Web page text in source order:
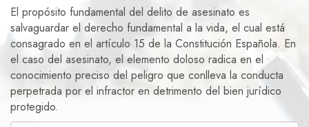
El propósito fundamental del delito de asesinato es
salvaguardar el derecho fundamental a la vida, el cual está
consagrado en el artículo 15 de la Constitución Española. En
el caso del asesinato, el elemento doloso radica en el
conocimiento preciso del peligro que conlleva la conducta
perpetrada por el infractor en detrimento del bien jurídico
protegido.